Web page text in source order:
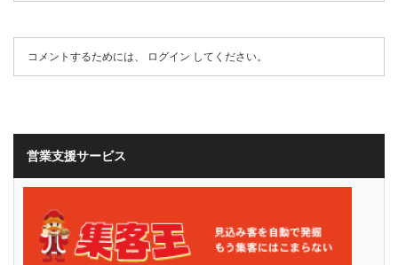
コメントするためには、 ログイン してください。
営業支援サービス